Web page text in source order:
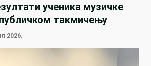
ученика музичке
такмичењу
2026.